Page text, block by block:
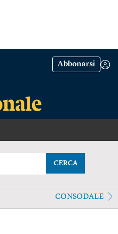
Abbonarsi
CERCA
CONSODALE